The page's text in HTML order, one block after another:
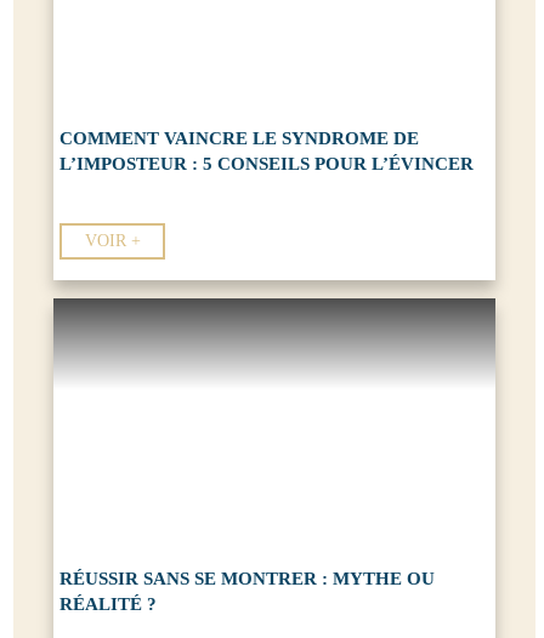
COMMENT VAINCRE LE SYNDROME DE
L’IMPOSTEUR : 5 CONSEILS POUR L’ÉVINCER
VOIR +
RÉUSSIR SANS SE MONTRER : MYTHE OU
RÉALITÉ ?